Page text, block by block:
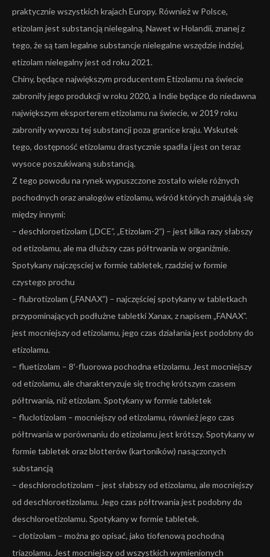
praktycznie wszystkich krajach Europy. Również w Polsce,
etizolam jest substancją nielegalną. Nawet w Holandii, znanej z
tego, że są tam legalne substancje nielegalne wszędzie indziej,
etizolam nielegalny jest od roku 2021.
Chiny, będące największym producentem Etizolamu na świecie
zabroniły jego produkcji w roku 2020, a Indie będące do niedawna
największym eksporterem etizolamu na świecie, w 2019 roku
zabroniły wywozu tej substancji poza granice kraju. Wskutek
tego, dostępność etizolamu drastycznie spadła i jest on teraz
wysoce poszukiwaną substancją.
Z tego powodu na rynek wypuszczone zostało wiele różnych
pochodnych oraz analogów etizolamu, wśród których znajdują się
między innymi:
– deschloroetizolam („DCE”, „Etizolam-2”) – jest kilka razy słabszy
od etizolamu, ale ma dłuższy czas półtrwania w organiźmie.
Spotykany najczęsciej w formie tabletek, rzadziej w formie
czystego prochu
– flubrotizolam („FANAX”) – najczęściej spotykany w tabletkach
przypominających podłużne tabletki Xanax, z napisem „FANAX”.
jest mocniejszy od etizolamu, jego czas działania jest podobny do
etizolamu.
– fluetizolam – 8′-fluorowa pochodna etizolamu. Jest mocniejszy
od etizolamu, ale charakteryzuje się trochę krótszym czasem
półtrwania, niż etizolam. Spotykany w formie tabletek
– fluclotizolam – mocniejszy od etizolamu, również jego czas
półtrwania w porównaniu do etizolamu jest krótszy. Spotykany w
formie tabletek oraz blotterów (kartoników) nasączonych
substancją
– deschloroclotizolam – jest słabszy od etizolamu, ale mocniejszy
od deschloroetizolamu. Jego czas półtrwania jest podobny do
deschloroetizolamu. Spotykany w formie tabletek.
– clotizolam – można go opisać, jako tiofenową pochodną
triazolamu. Jest mocniejszy od wszystkich wymienionych